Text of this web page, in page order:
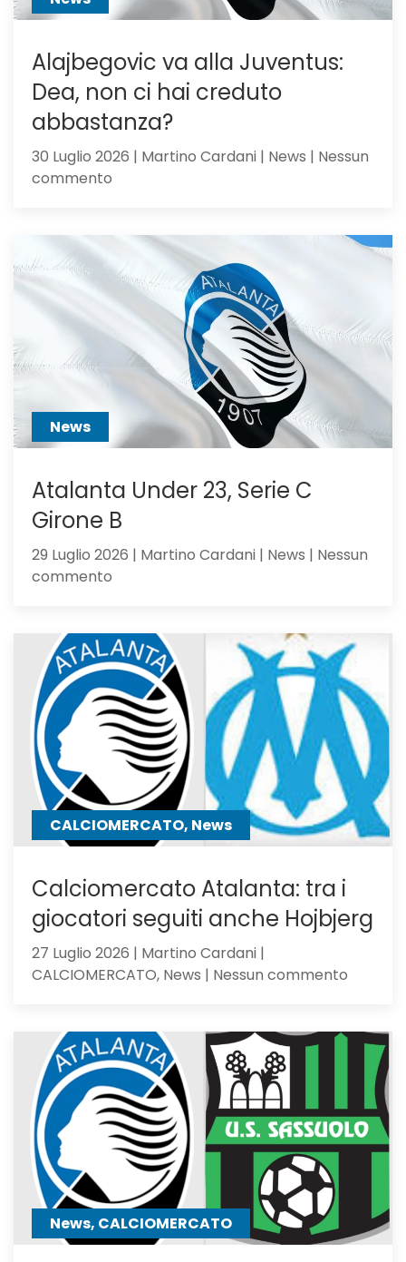
Alajbegovic va alla Juventus:
Dea, non ci hai creduto
abbastanza?
30 Luglio 2026 | Martino Cardani | News | Nessun
commento
alla
Juventus:
Dea,
non
hai
creduto
abbastanza?
News
Atalanta Under 23, Serie C
Girone B
29 Luglio 2026 | Martino Cardani | News | Nessun
commento
23,
Serie
C
Girone
B
CALCIOMERCATO, News
Calciomercato Atalanta: tra i
giocatori seguiti anche Hojbjerg
27 Luglio 2026 | Martino Cardani |
CALCIOMERCATO, News | Nessun commento
tra
seguiti
anche
Hojbjerg
News, CALCIOMERCATO